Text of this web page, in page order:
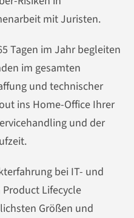
mit Juristen.
Tagen im Jahr begleiten
im gesamten
und technischer
ins Home-Office Ihrer
und der
bei IT- und
Lifecycle
Größen und